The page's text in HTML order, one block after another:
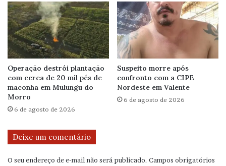
Operação destrói plantação
com cerca de 20 mil pés de
maconha em Mulungu do
Morro
6 de agosto de 2026
Suspeito morre após
confronto com a CIPE
Nordeste em Valente
6 de agosto de 2026
Deixe um comentário
O seu endereço de e-mail não será publicado. Campos obrigatórios